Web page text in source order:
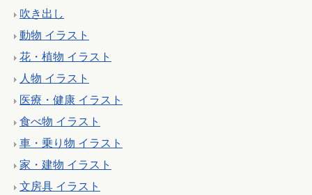
吹き出し
動物 イラスト
花・植物 イラスト
人物 イラスト
医療・健康 イラスト
食べ物 イラスト
車・乗り物 イラスト
家・建物 イラスト
文房具 イラスト